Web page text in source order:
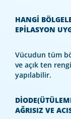
HANGİ
EPİLASYON
Vücudun tüm
ve açık ten
yapılabilir.
AĞRISIZ VE